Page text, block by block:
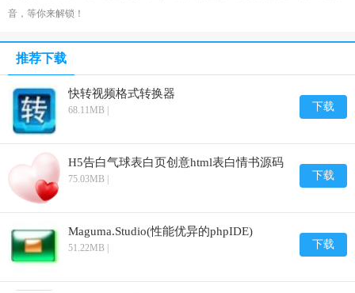
音，等你来解锁！
推荐下载
快转视频格式转换器
68.11MB | 下载
H5告白气球表白页创意html表白情书源码
75.03MB | 下载
Maguma.Studio(性能优异的phpIDE)
51.22MB | 下载